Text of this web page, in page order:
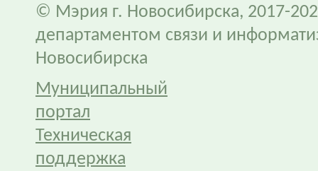
© Мэрия г. Новосибирска, 2017-
департаментом связи и
Новосибирска
Муниципальный
портал
Техническая
поддержка